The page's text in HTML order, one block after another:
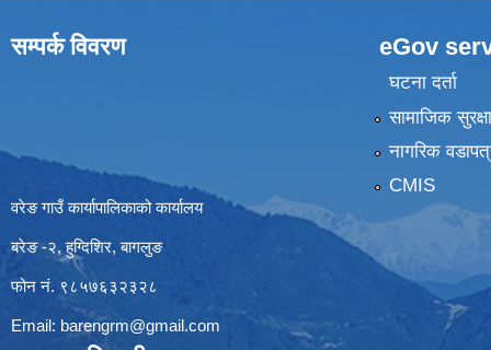
सम्पर्क विवरण
वरेङ गाउँ कार्यापालिकाको कार्यालय
बरेङ -२, हुग्दिशिर, बागलुङ
फोन नं. ९८५७६३२३२८
Email: barengrm@gmail.com
eGov
घटना दर्ता
सामाजिक सुरक्षा
नागरिक
CMIS